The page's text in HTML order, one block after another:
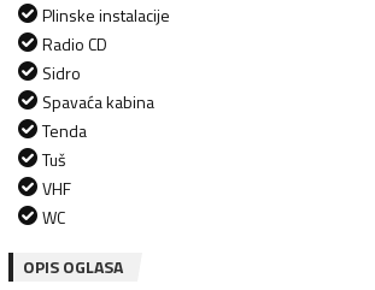
Plinske instalacije
Radio CD
Sidro
Spavaća kabina
Tenda
Tuš
VHF
WC
OPIS OGLASA